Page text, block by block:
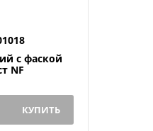
с фаской
NF
КУПИТЬ